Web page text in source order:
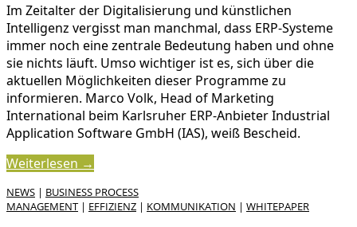
Im Zeitalter der Digitalisierung und künstlichen
Intelligenz vergisst man manchmal, dass ERP-Systeme
immer noch eine zentrale Bedeutung haben und ohne
sie nichts läuft. Umso wichtiger ist es, sich über die
aktuellen Möglichkeiten dieser Programme zu
informieren. Marco Volk, Head of Marketing
International beim Karlsruher ERP-Anbieter Industrial
Application Software GmbH (IAS), weiß Bescheid.
Weiterlesen →
NEWS | BUSINESS PROCESS
MANAGEMENT | EFFIZIENZ | KOMMUNIKATION | WHITEPAPER